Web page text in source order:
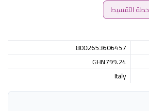
8002653606457
GHN799.24
Italy